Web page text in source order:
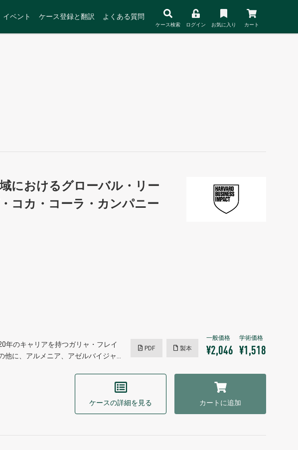
イベント ケース登録と翻訳 よくある質問
ケース検索 ログイン お気に入り カート
におけるグローバル・リー
コカ・コーラ・カンパニー
年のキャリアを持つガリャ・フレイ
に、アルメニア、アゼルバイジャ…
PDF 製本 ¥2,046 ¥1,518
ケースの詳細を見る カートに追加